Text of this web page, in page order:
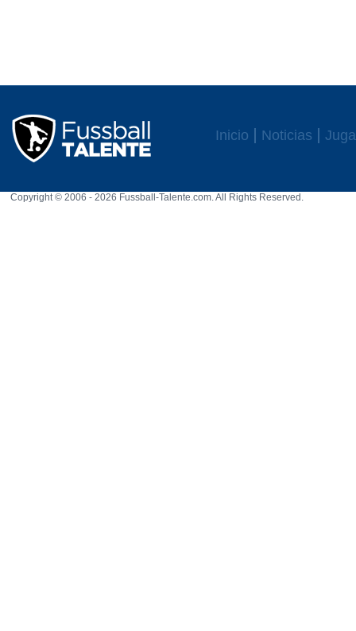
Inicio Noticias
Copyright © 2006 - 2026 Fussball-Talente.com. All Rights Reserved.